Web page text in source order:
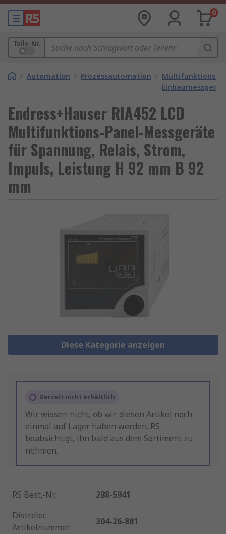
0
Teile-Nr.
/ Automation / Prozessautomation / Multifunktions-
Endress+Hauser RIA452 LCD
Multifunktions-Panel-Messgeräte
für Spannung, Relais, Strom,
Impuls, Leistung H 92 mm B 92
mm
Diese Kategorie anzeigen
Derzeit nicht erhältlich
Wir wissen nicht, ob wir diesen Artikel noch
einmal auf Lager haben werden. RS
beabsichtigt, ihn bald aus dem Sortiment zu
nehmen.
RS Best.-Nr.:
288-5941
Distrelec-
Artikelnummer:
304-26-881